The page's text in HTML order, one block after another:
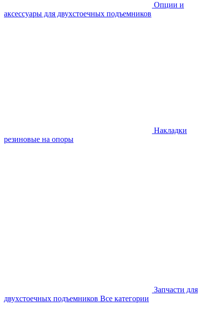
Опции и
аксессуары для двухстоечных подъемников
Накладки
резиновые на опоры
Запчасти для
двухстоечных подъемников Все категории